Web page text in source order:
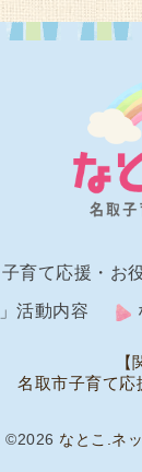
子育て応援・お
活動内容
名取市子育て応
©2026 なとこ.ネ